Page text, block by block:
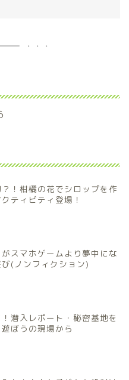
？！柑橘の花でシロップを作
ティビティ登場！
スマホゲームより夢中にな
び(ノンフィクション)
潜入レポート・秘密基地を
ぼうの現場から